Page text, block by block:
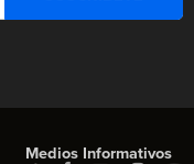
Medios Informativos